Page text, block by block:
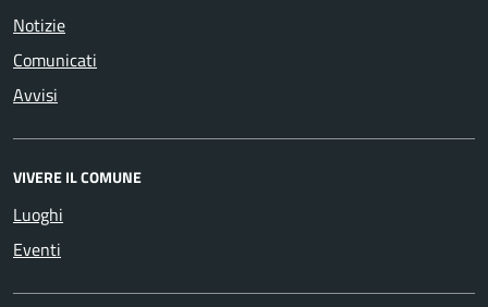
Notizie
Comunicati
Avvisi
VIVERE IL COMUNE
Luoghi
Eventi